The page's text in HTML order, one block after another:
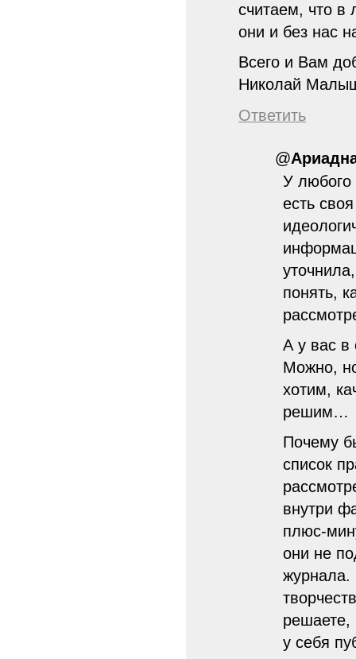
считаем, что в
они и без нас
Всего и Вам
Николай
Ответить
@
У любого
есть
понять,
А у вас в
Можно,
хотим,
решим…
Почему
список
внутри
плюс-
они не
журнала.
у себя